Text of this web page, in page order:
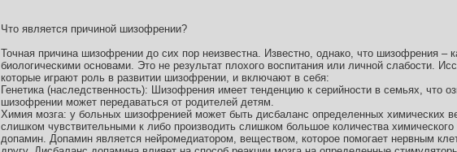
Что является причиной шизофрении?
Точная причина шизофрении до сих пор неизвестна. Известно, однако, что шизофрения –
биологическими основами. Это не результат плохого воспитания или личной слабости.
которые играют роль в развитии шизофрении, и включают в себя:
Генетика (наследственность): Шизофрения имеет тенденцию к серийности в семьях, что
шизофрении может передаваться от родителей детям.
Химия мозга: у больных шизофренией может быть дисбаланс определенных химических
слишком чувствительными к либо производить слишком большое количества
допамин. Допамин является нейромедиатором, веществом, которое помогает нервным